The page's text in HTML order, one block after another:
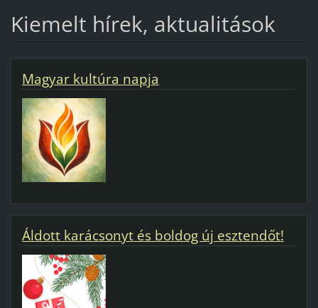
Kiemelt hírek, aktualitások
Magyar kultúra napja
Áldott karácsonyt és boldog új esztendőt!